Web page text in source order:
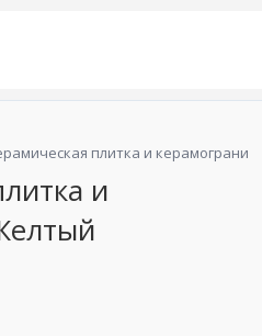
плитка и керамогранит
и